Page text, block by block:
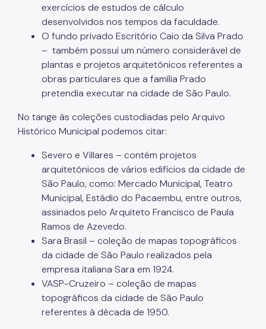
exercícios de estudos de cálculo
desenvolvidos nos tempos da faculdade.
O fundo privado Escritório Caio da Silva Prado
– também possui um número considerável de
plantas e projetos arquitetônicos referentes a
obras particulares que a família Prado
pretendia executar na cidade de São Paulo.
No tange às coleções custodiadas pelo Arquivo
Histórico Municipal podemos citar:
Severo e Villares – contém projetos
arquitetônicos de vários edifícios da cidade de
São Paulo, como: Mercado Municipal, Teatro
Municipal, Estádio do Pacaembu, entre outros,
assinados pelo Arquiteto Francisco de Paula
Ramos de Azevedo.
Sara Brasil – coleção de mapas topográficos
da cidade de São Paulo realizados pela
empresa italiana Sara em 1924.
VASP-Cruzeiro – coleção de mapas
topográficos da cidade de São Paulo
referentes à década de 1950.